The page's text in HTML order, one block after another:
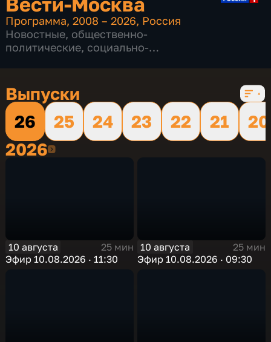
Программа,2008 – 2026, Россия
Новостные, общественно-
политические, социально-
Выпуски
26
25 24 23 22 21
20
20262026
10 августа
25 мин
Эфир 10.08.2026 · 11:30
10 августа
25 мин
Эфир 10.08.2026 · 09:30